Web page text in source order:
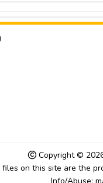
Copyright ©
on this site are the